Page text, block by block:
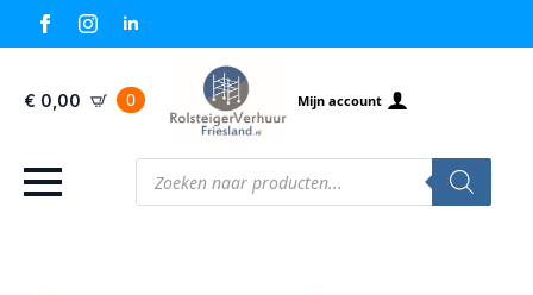
€ 0,00 0 Mijn account
Producten
zoeken